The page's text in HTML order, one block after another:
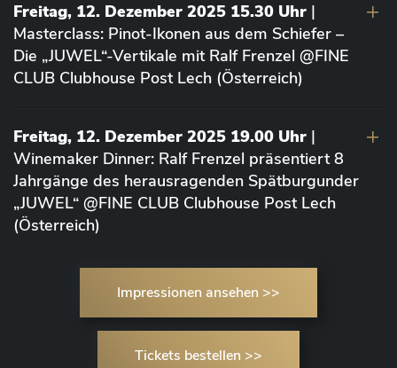
Freitag, 12. Dezember 2025 15.30 Uhr |
Masterclass: Pinot-Ikonen aus dem Schiefer –
Die „JUWEL“-Vertikale mit Ralf Frenzel @FINE
CLUB Clubhouse Post Lech (Österreich)
Freitag, 12. Dezember 2025 19.00 Uhr |
Winemaker Dinner: Ralf Frenzel präsentiert 8
Jahrgänge des herausragenden Spätburgunder
„JUWEL“ @FINE CLUB Clubhouse Post Lech
(Österreich)
Impressionen ansehen >>
Tickets bestellen >>